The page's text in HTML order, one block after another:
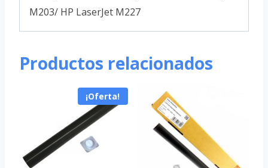
M203/ HP LaserJet M227
Productos relacionados
¡Oferta!